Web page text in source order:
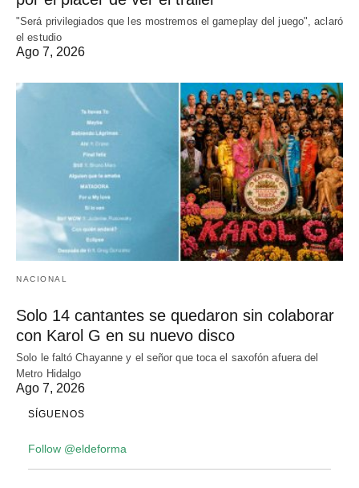
"Será privilegiados que les mostremos el gameplay del juego", aclaró
el estudio
Ago 7, 2026
NACIONAL
Solo 14 cantantes se quedaron sin colaborar
con Karol G en su nuevo disco
Solo le faltó Chayanne y el señor que toca el saxofón afuera del
Metro Hidalgo
Ago 7, 2026
SÍGUENOS
Follow @eldeforma